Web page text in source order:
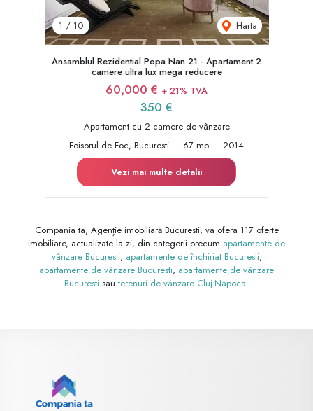
1 / 10 Harta
Ansamblul Rezidential Popa Nan 21 - Apartament 2
camere ultra lux mega reducere
60,000 € + 21% TVA
350 €
Apartament cu 2 camere de vânzare
Foisorul de Foc, Bucuresti
67 mp
2014
Vezi mai multe detalii
Compania ta, Agenție imobiliară Bucuresti, va ofera 117 oferte
imobiliare, actualizate la zi, din categorii precum apartamente de
vânzare Bucuresti, apartamente de închiriat Bucuresti,
apartamente de vânzare Bucuresti, apartamente de vânzare
Bucuresti sau terenuri de vânzare Cluj-Napoca.